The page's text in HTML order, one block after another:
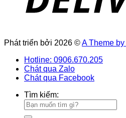
Phát triển bởi 2026 ©A Theme
Hotline: 0906.670.205
Chát qua Zalo
Chát qua Facebook
Tìm kiếm: